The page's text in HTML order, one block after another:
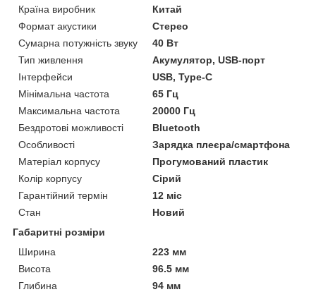
Країна виробник
Китай
Формат акустики
Стерео
Сумарна потужність звуку
40 Вт
Тип живлення
Акумулятор, USB-порт
Інтерфейси
USB, Type-C
Мінімальна частота
65 Гц
Максимальна частота
20000 Гц
Бездротові можливості
Bluetooth
Особливості
Зарядка плеєра/смартфона
Матеріал корпусу
Прогумований пластик
Колір корпусу
Сірий
Гарантійний термін
12 міс
Стан
Новий
Габаритні розміри
Ширина
223 мм
Висота
96.5 мм
Глибина
94 мм